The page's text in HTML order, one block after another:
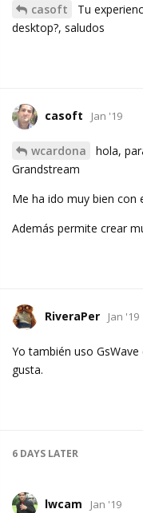
casoft
Tu
desktop?, saludos
casoft Jan '19
wcardona
hola,
Grandstream
Me ha ido muy bien con
Además permite crear
RiveraPer Jan '19
Yo también uso
gusta.
6 DAYS LATER
lwcam Jan '19